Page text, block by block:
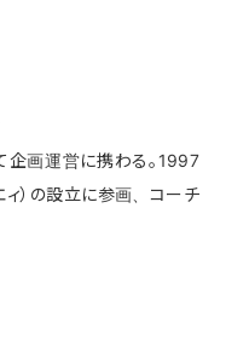
画運営に携わる。1997
ィ）の設立に参画、コーチ